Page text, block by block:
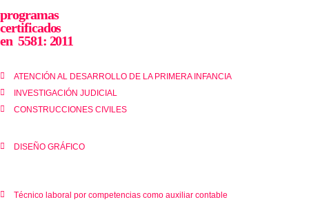
programas
certificados
en 5581: 2011
ATENCIÓN AL DESARROLLO DE LA PRIMERA INFANCIA
INVESTIGACIÓN JUDICIAL
CONSTRUCCIONES CIVILES
DISEÑO GRÁFICO
Técnico laboral por competencias como auxiliar contable